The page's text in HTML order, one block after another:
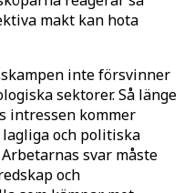
makt kan hota
inte försvinner
sektorer. Så länge
intressen kommer
och politiska
svar måste
och